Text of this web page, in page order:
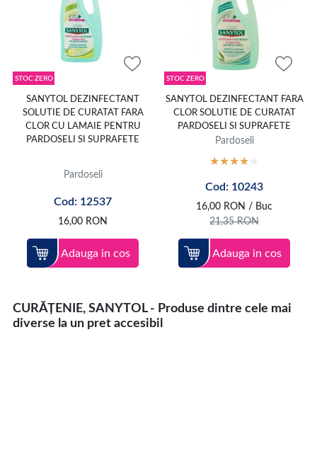
STOC ZERO
SANYTOL DEZINFECTANT
SOLUTIE DE CURATAT FARA
CLOR CU LAMAIE PENTRU
PARDOSELI SI SUPRAFETE
Pardoseli
Cod: 12537
16,00 RON
Adauga in cos
STOC ZERO
SANYTOL DEZINFECTANT FARA
CLOR SOLUTIE DE CURATAT
PARDOSELI SI SUPRAFETE
Pardoseli
Cod: 10243
16,00 RON / Buc
21,35RON
Adauga in cos
CURĂȚENIE, SANYTOL - Produse dintre cele mai
diverse la un pret accesibil